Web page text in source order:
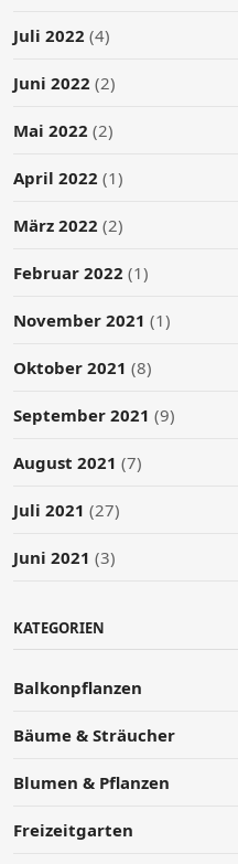
Juli 2022 (4)
Juni 2022 (2)
Mai 2022 (2)
April 2022 (1)
März 2022 (2)
Februar 2022 (1)
November 2021 (1)
Oktober 2021 (8)
September 2021 (9)
August 2021 (7)
Juli 2021 (27)
Juni 2021 (3)
KATEGORIEN
Balkonpflanzen
Bäume & Sträucher
Blumen & Pflanzen
Freizeitgarten